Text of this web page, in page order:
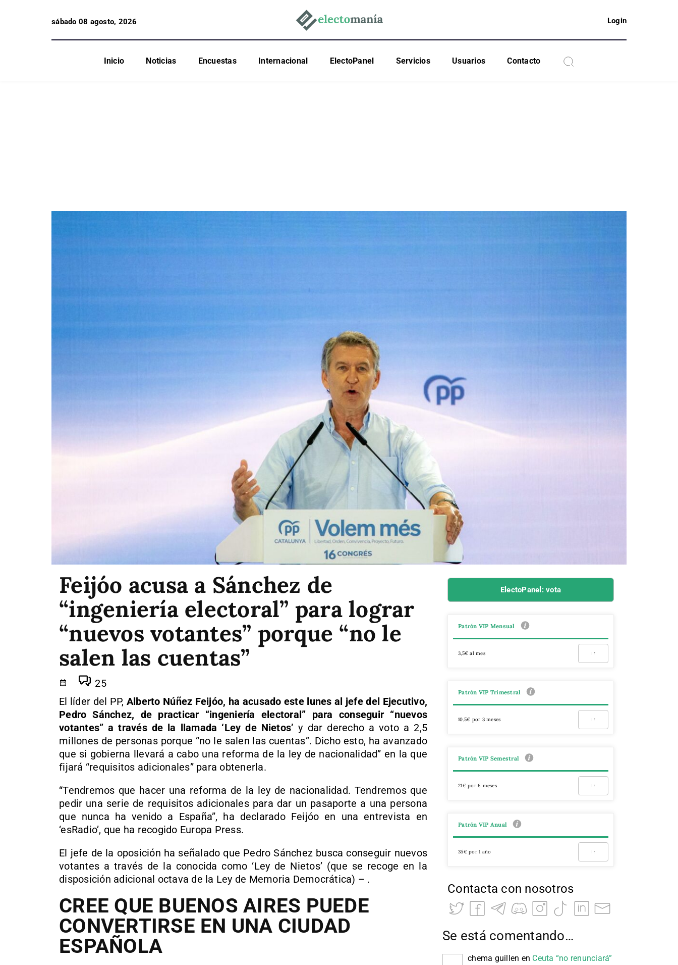
sábado 08 agosto, 2026 Login
Inicio Noticias Encuestas Internacional ElectoPanel Servicios Usuarios Contacto
Feijóo acusa a Sánchez de
“ingeniería electoral” para lograr
“nuevos votantes” porque “no le
salen las cuentas”
25
El líder del PP, Alberto Núñez Feijóo, ha acusado este lunes al jefe del Ejecutivo,
Pedro Sánchez, de practicar “ingeniería electoral” para conseguir “nuevos
votantes” a través de la llamada ‘Ley de Nietos’ y dar derecho a voto a 2,5
millones de personas porque “no le salen las cuentas”. Dicho esto, ha avanzado
que si gobierna llevará a cabo una reforma de la ley de nacionalidad” en la que
fijará “requisitos adicionales” para obtenerla.
“Tendremos que hacer una reforma de la ley de nacionalidad. Tendremos que
pedir una serie de requisitos adicionales para dar un pasaporte a una persona
que nunca ha venido a España”, ha declarado Feijóo en una entrevista en
‘esRadio’, que ha recogido Europa Press.
El jefe de la oposición ha señalado que Pedro Sánchez busca conseguir nuevos
votantes a través de la conocida como ‘Ley de Nietos’ (que se recoge en la
disposición adicional octava de la Ley de Memoria Democrática) – .
CREE QUE BUENOS AIRES PUEDE
CONVERTIRSE EN UNA CIUDAD
ESPAÑOLA
ElectoPanel: vota
Patrón VIP Mensual
3,5€ al mes Ir
Patrón VIP Trimestral
10,5€ por 3 meses Ir
Patrón VIP Semestral
21€ por 6 meses Ir
Patrón VIP Anual
35€ por 1 año Ir
Contacta con nosotros
Se está comentando…
chema guillen en Ceuta “no renunciará”